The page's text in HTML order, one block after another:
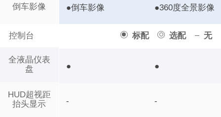
倒车影像
控制台 标配 选配 无
全液晶仪表
盘
HUD超视距
抬头显示
●倒车影像 ●360度全景影像
● ●
- -